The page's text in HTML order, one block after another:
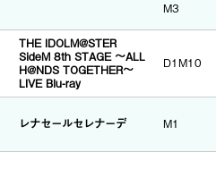
M3
THE IDOLM@STER
SideM 8th STAGE ～ALL
H@NDS TOGETHER～
LIVE Blu-ray
D1M10
レナセールセレナーデ M1